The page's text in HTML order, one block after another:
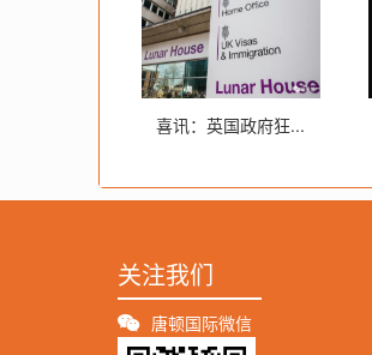
喜讯：英国政府狂...
关注我们
唐顿国际微信